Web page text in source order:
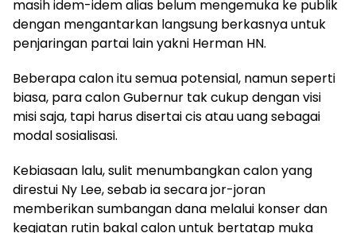
masih idem-idem alias belum mengemuka ke publik
dengan mengantarkan langsung berkasnya untuk
penjaringan partai lain yakni Herman HN.
Beberapa calon itu semua potensial, namun seperti
biasa, para calon Gubernur tak cukup dengan visi
misi saja, tapi harus disertai cis atau uang sebagai
modal sosialisasi.
Kebiasaan lalu, sulit menumbangkan calon yang
direstui Ny Lee, sebab ia secara jor-joran
memberikan sumbangan dana melalui konser dan
kegiatan rutin bakal calon untuk bertatap muka